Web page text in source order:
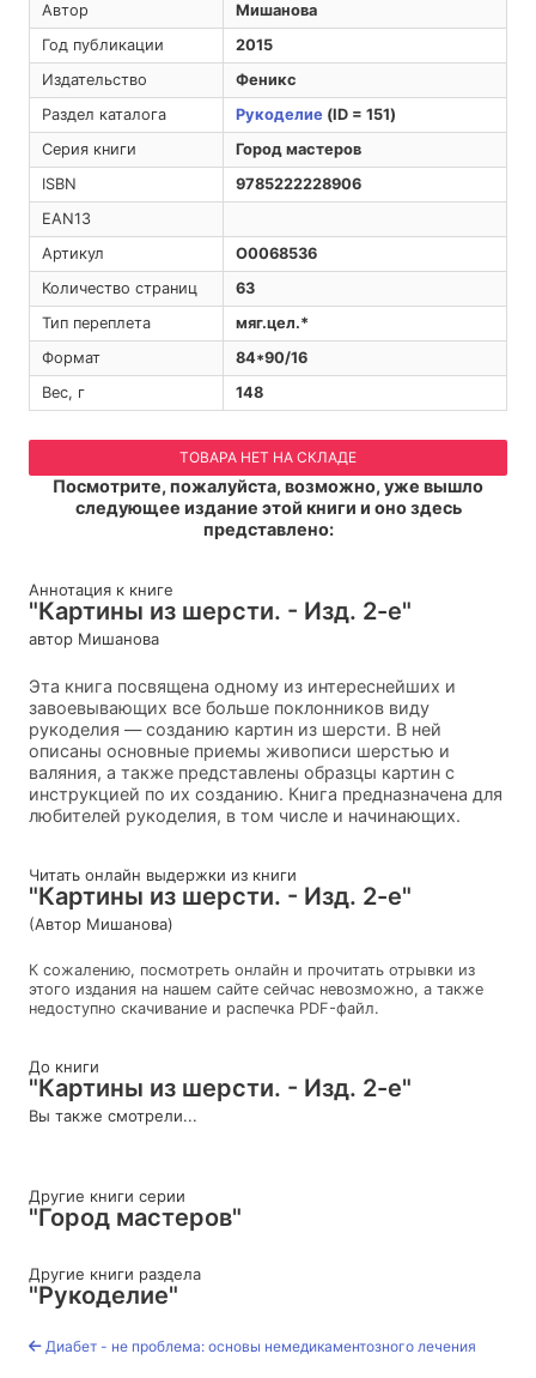
Автор
Мишанова
Год публикации
2015
Издательство
Феникс
Раздел каталога
Рукоделие(ID = 151)
Серия книги
Город мастеров
ISBN
9785222228906
EAN13
Артикул
O0068536
Количество страниц
63
Тип переплета
мяг.цел.*
Формат
84*90/16
Вес, г
148
ТОВАРА НЕТ НА СКЛАДЕ
Посмотрите, пожалуйста, возможно, уже вышло
следующее издание этой книги и оно здесь
представлено:
Аннотация к книге
"Картины из шерсти. - Изд. 2-е"
автор Мишанова
Эта книга посвящена одному из интереснейших и
завоевывающих все больше поклонников виду
рукоделия — созданию картин из шерсти. В ней
описаны основные приемы живописи шерстью и
валяния, а также представлены образцы картин с
инструкцией по их созданию. Книга предназначена для
любителей рукоделия, в том числе и начинающих.
Читать онлайн выдержки из книги
"Картины из шерсти. - Изд. 2-е"
(Автор Мишанова)
К сожалению, посмотреть онлайн и прочитать отрывки из
этого издания на нашем сайте сейчас невозможно, а также
недоступно скачивание и распечка PDF-файл.
До книги
"Картины из шерсти. - Изд. 2-е"
Вы также смотрели...
Другие книги серии
"Город мастеров"
Другие книги раздела
"Рукоделие"
Диабет - не проблема: основы немедикаментозного лечения